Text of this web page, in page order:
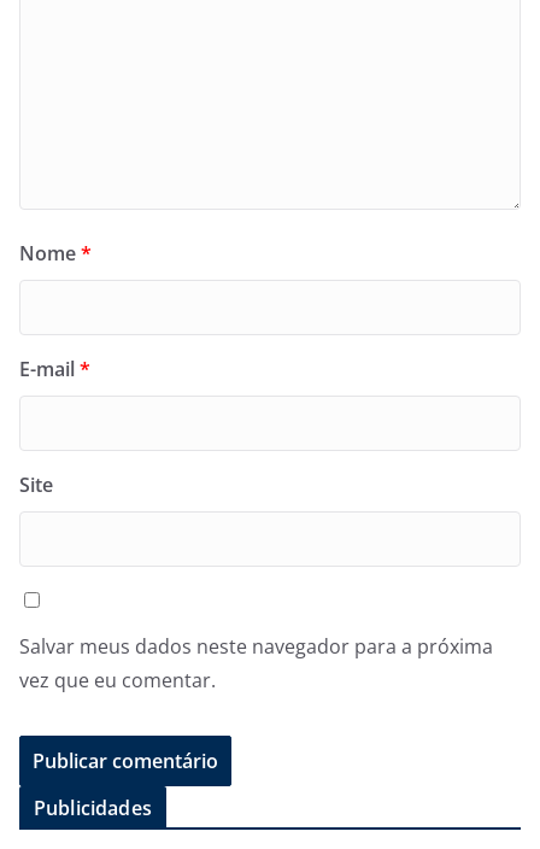
Nome*
E-mail*
Site
Salvar meus dados neste navegador para a próxima
vez que eu comentar.
Publicidades